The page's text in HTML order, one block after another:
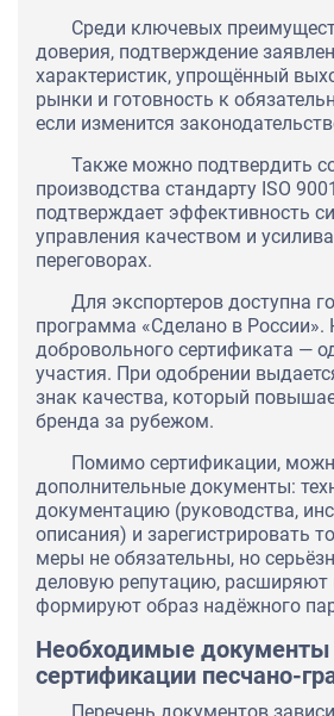
Среди ключевых
доверия, подтверждение
характеристик, упрощённый
рынки и готовность к
если изменится
Также можно подтвердить
производства стандарту ISO
подтверждает эффективность
управления качеством и
переговорах.
Для экспортеров доступна
программа «Сделано в России».
добровольного сертификата —
участия. При одобрении
знак качества, который
бренда за рубежом.
Помимо сертификации,
дополнительные документы:
документацию (руководства,
описания) и зарегистрировать
меры не обязательны, но
деловую репутацию, расширяют
формируют образ надёжного
Необходимые документы
сертификации песчано-